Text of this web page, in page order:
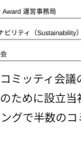
ミッティ会
ために設立
グで半数のコ